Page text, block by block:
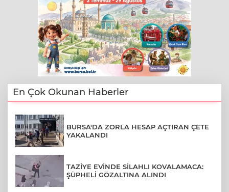
En Çok Okunan Haberler
BURSA'DA ZORLA HESAP AÇTIRAN ÇETE
YAKALANDI
TAZİYE EVİNDE SİLAHLI KOVALAMACA:
ŞÜPHELİ GÖZALTINA ALINDI